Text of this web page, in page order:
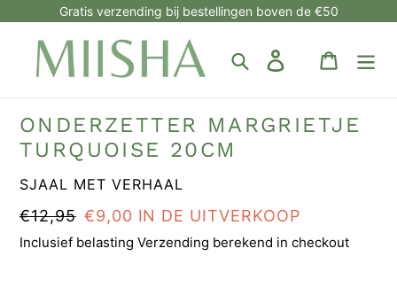
inhoud
Gratis verzending bij bestellingen boven de €50
Zoeken Aanmelden
ONDERZETTER MARGRIETJE
TURQUOISE 20CM
MERK
SJAAL MET VERHAAL
NORMALE
PRIJS
€12,95 AANBIEDINGSPRIJS
€9,00 IN DE UITVERKOOP
Inclusief belasting Verzending berekend in checkout